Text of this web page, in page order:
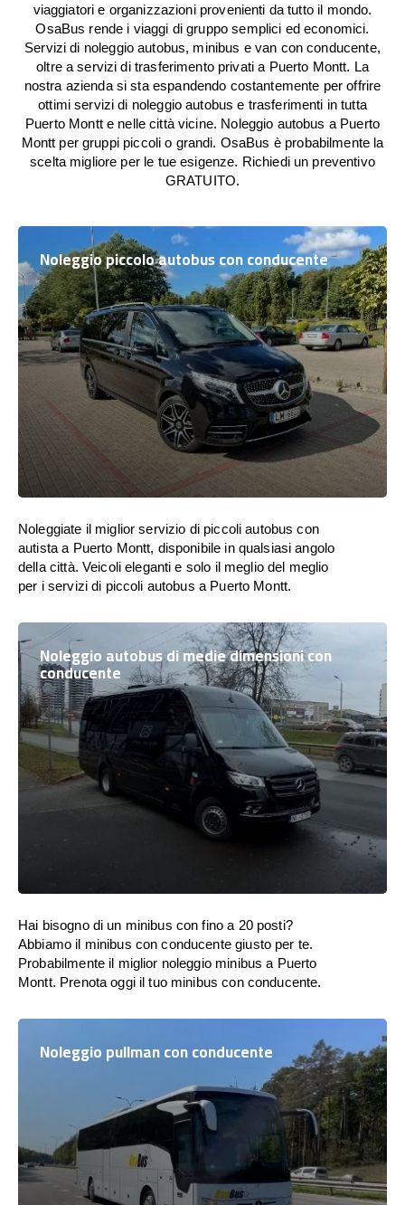
viaggiatori e organizzazioni provenienti da tutto il mondo.
OsaBus rende i viaggi di gruppo semplici ed economici.
Servizi di noleggio autobus, minibus e van con conducente,
oltre a servizi di trasferimento privati a Puerto Montt. La
nostra azienda si sta espandendo costantemente per offrire
ottimi servizi di noleggio autobus e trasferimenti in tutta
Puerto Montt e nelle città vicine. Noleggio autobus a Puerto
Montt per gruppi piccoli o grandi. OsaBus è probabilmente la
scelta migliore per le tue esigenze. Richiedi un preventivo
GRATUITO.
Noleggio piccolo autobus con conducente
Noleggiate il miglior servizio di piccoli autobus con
autista a Puerto Montt, disponibile in qualsiasi angolo
della città. Veicoli eleganti e solo il meglio del meglio
per i servizi di piccoli autobus a Puerto Montt.
Noleggio autobus di medie dimensioni con
conducente
Hai bisogno di un minibus con fino a 20 posti?
Abbiamo il minibus con conducente giusto per te.
Probabilmente il miglior noleggio minibus a Puerto
Montt. Prenota oggi il tuo minibus con conducente.
Noleggio pullman con conducente